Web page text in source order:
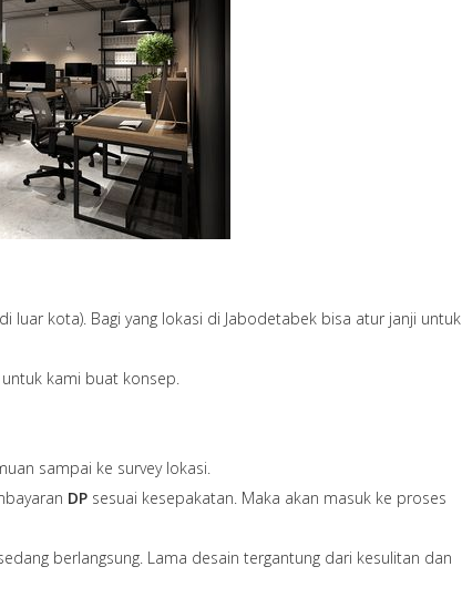
luar kota). Bagi yang lokasi di Jabodetabek bisa atur janji untuk
kami buat konsep.
sampai ke survey lokasi.
DP sesuai kesepakatan. Maka akan masuk ke proses
berlangsung. Lama desain tergantung dari kesulitan dan